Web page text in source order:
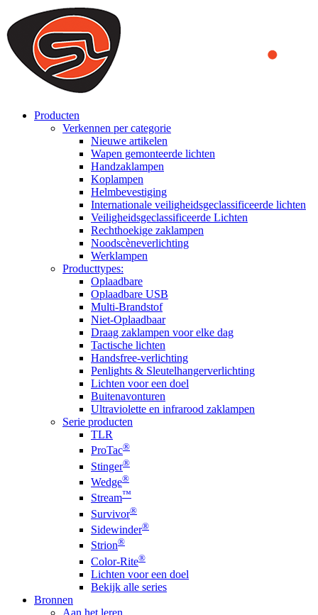
We use cookies to ensure that we provide you the best experience
on our website. By continuing to browse this website, you accept
that cookies are used to help us analyze how the website is used and
to offer you a better experience. To learn more or to find out how
you can disable cookies, you can access our
Producten
Verkennen per categorie
Nieuwe artikelen
Wapen gemonteerde lichten
Handzaklampen
Koplampen
Helmbevestiging
Internationale veiligheidsgeclassificeerde lichten
Veiligheidsgeclassificeerde Lichten
Rechthoekige zaklampen
Noodscèneverlichting
Werklampen
Producttypes:
Oplaadbare
Oplaadbare USB
Multi-Brandstof
Niet-Oplaadbaar
Draag zaklampen voor elke dag
Tactische lichten
Handsfree-verlichting
Penlights & Sleutelhangerverlichting
Lichten voor een doel
Buitenavonturen
Ultraviolette en infrarood zaklampen
Serie producten
TLR
ProTac®
Stinger®
Wedge®
Stream™
Survivor®
Sidewinder®
Strion®
Color-Rite®
Lichten voor een doel
Bekijk alle series
Bronnen
Aan het leren